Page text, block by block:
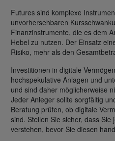
Futures sind komplexe
unvorhersehbaren
Finanzinstrumente, die es dem
Hebel zu nutzen. Der Einsatz
Risiko, mehr als den
Investitionen in digitale
hochspekulative Anlagen und
und sind daher möglicherweise
Jeder Anleger sollte sorgfältig
Beratung prüfen, ob digitale
sind. Stellen Sie sicher, dass
verstehen, bevor Sie diesen